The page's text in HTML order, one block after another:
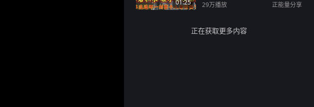
01:25 29万播放 正能量分享
正在获取更多内容